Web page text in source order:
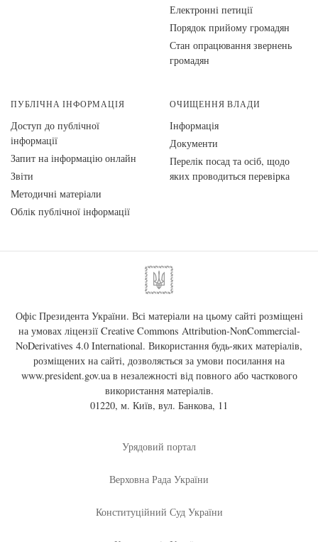
Електронні петиції
Порядок прийому громадян
Стан опрацювання звернень
громадян
ПУБЛІЧНА ІНФОРМАЦІЯ
Доступ до публічної
інформації
Запит на інформацію онлайн
Звіти
Методичні матеріали
Облік публічної інформації
ОЧИЩЕННЯ ВЛАДИ
Інформація
Документи
Перелік посад та осіб, щодо
яких проводиться перевірка
Офіс Президента України. Всі матеріали на цьому сайті розміщені
на умовах ліцензії Creative Commons Attribution-NonCommercial-
NoDerivatives 4.0 International. Використання будь-яких матеріалів,
розміщених на сайті, дозволяється за умови посилання на
www.president.gov.uaв незалежності від повного або часткового
використання матеріалів.
01220, м. Київ, вул. Банкова, 11
Урядовий портал
Верховна Рада України
Конституційний Суд України